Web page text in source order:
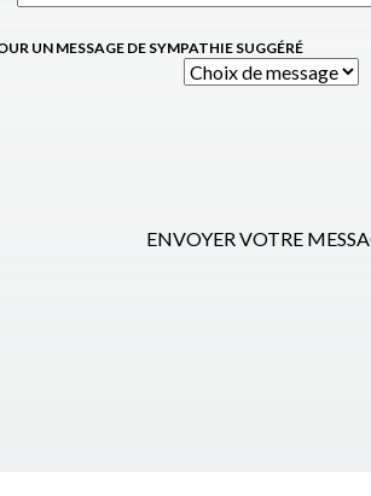
UN MESSAGE DE SYMPATHIE SUGGÉRÉ
ENVOYER VOTRE